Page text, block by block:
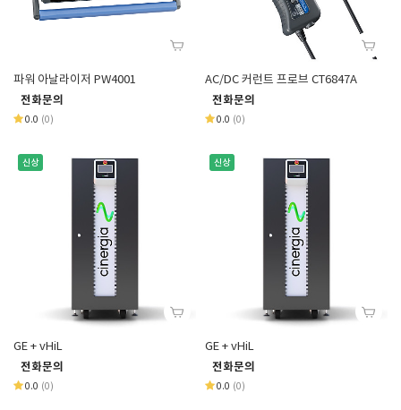
파워 아날라이저 PW4001
전화문의
0.0 (0)
AC/DC 커런트 프로브 CT6847A
전화문의
0.0 (0)
신상
GE + vHiL
전화문의
0.0 (0)
신상
GE + vHiL
전화문의
0.0 (0)